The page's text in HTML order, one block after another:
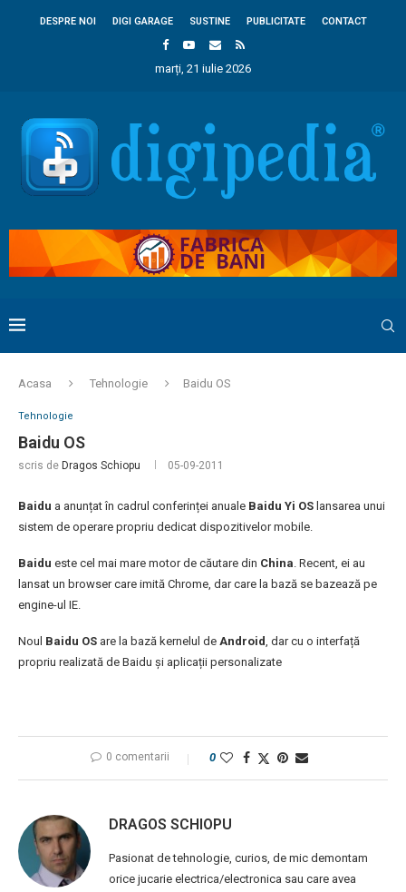
DESPRE NOI DIGI GARAGE SUSTINE PUBLICITATE CONTACT
marți, 21 iulie 2026
Acasa Tehnologie Baidu OS
Tehnologie
Baidu OS
scris de Dragos Schiopu 05-09-2011
Baidu a anunțat în cadrul conferinței anuale Baidu Yi OS lansarea unui
sistem de operare propriu dedicat dispozitivelor mobile.
Baidu este cel mai mare motor de căutare din China. Recent, ei au
lansat un browser care imită Chrome, dar care la bază se bazează pe
engine-ul IE.
Noul Baidu OS are la bază kernelul de Android, dar cu o interfață
propriu realizată de Baidu și aplicații personalizate
0 comentarii 0
DRAGOS SCHIOPU
Pasionat de tehnologie, curios, de mic demontam
orice jucarie electrica/electronica sau care avea